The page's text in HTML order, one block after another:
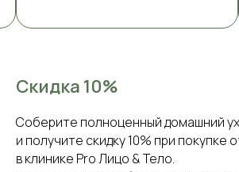
Скидка 10%
Соберите полноценный домашний
и получите скидку 10% при покупке
в клинике Pro Лицо & Тело.